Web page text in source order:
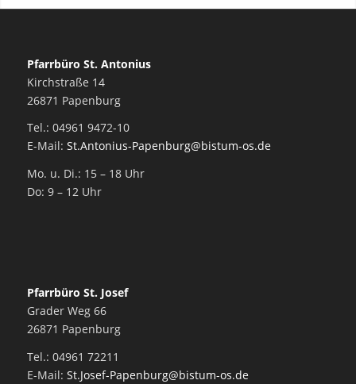
Pfarrbüro St. Antonius
Kirchstraße 14
26871 Papenburg
Tel.: 04961 9472-10
E-Mail: St.Antonius-Papenburg@bistum-os.de
Mo. u. Di.: 15 – 18 Uhr
Do: 9 – 12 Uhr
Pfarrbüro St. Josef
Grader Weg 66
26871 Papenburg
Tel.: 04961 72211
E-Mail: St.Josef-Papenburg@bistum-os.de